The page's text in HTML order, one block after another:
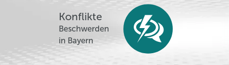
Konflikte
Beschwerden
in Bayern